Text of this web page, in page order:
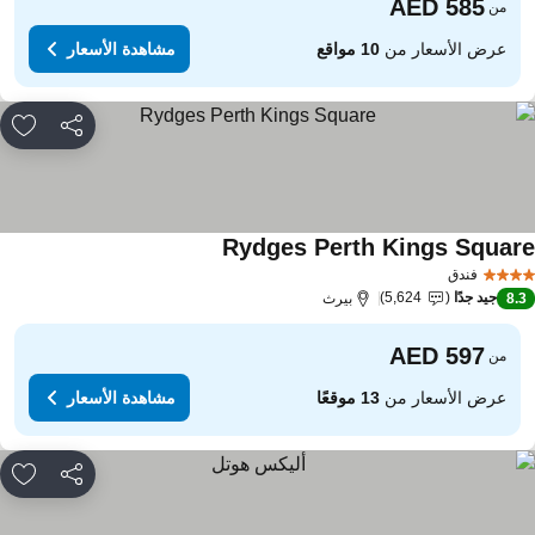
من
عرض الأسعار من10 مواقع مشاهدة الأسعار
مشاركة
فندق
Rydges Perth Kingsمشاهدة الأسعار
8.3 جيد جدًا 5,624 بيرث
من
عرض الأسعار من13 موقعًا مشاهدة الأسعار
مشاركة